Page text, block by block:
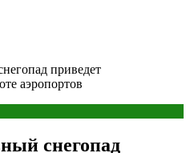
приведет
аэропортов
снегопад